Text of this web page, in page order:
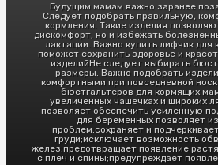
Будущим мамам важно заранее
Следует подобрать правильную,
кормления. Такие изделия
дискомфорт, но и избежать
лактации. Важно купить лифчик для
поможет сохранить здоровье и
изделийНе следует выбирать
размеры. Важно подобрать
комфортными при повседневной
бюстгальтеров для кормящих
увеличенных чашечках и широких
позволяет обеспечить усиленную
для беременных позволяет
проблем:сохраняет и
груди;исключает возможность
желез;предотвращает появление
с плеч и спины;предупреждает